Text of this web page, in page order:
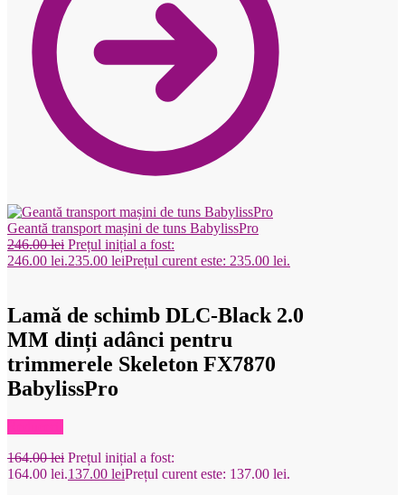
Geantă transport mașini de tuns BabylissPro
246.00lei Prețul inițial a fost:
246.00 lei.235.00 leiPrețul curent este: 235.00 lei.
Lamă de schimb DLC-Black 2.0
MM dinți adânci pentru
trimmerele Skeleton FX7870
BabylissPro
164.00lei Prețul inițial a fost:
164.00 lei.137.00 leiPrețul curent este: 137.00 lei.